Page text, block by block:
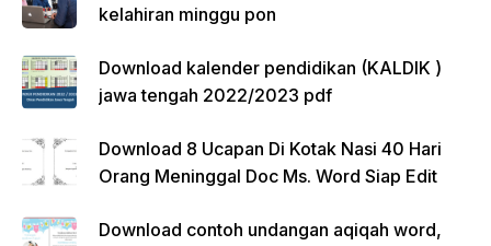
kelahiran minggu pon
Download kalender pendidikan (KALDIK )
jawa tengah 2022/2023 pdf
Download 8 Ucapan Di Kotak Nasi 40 Hari
Orang Meninggal Doc Ms. Word Siap Edit
Download contoh undangan aqiqah word,